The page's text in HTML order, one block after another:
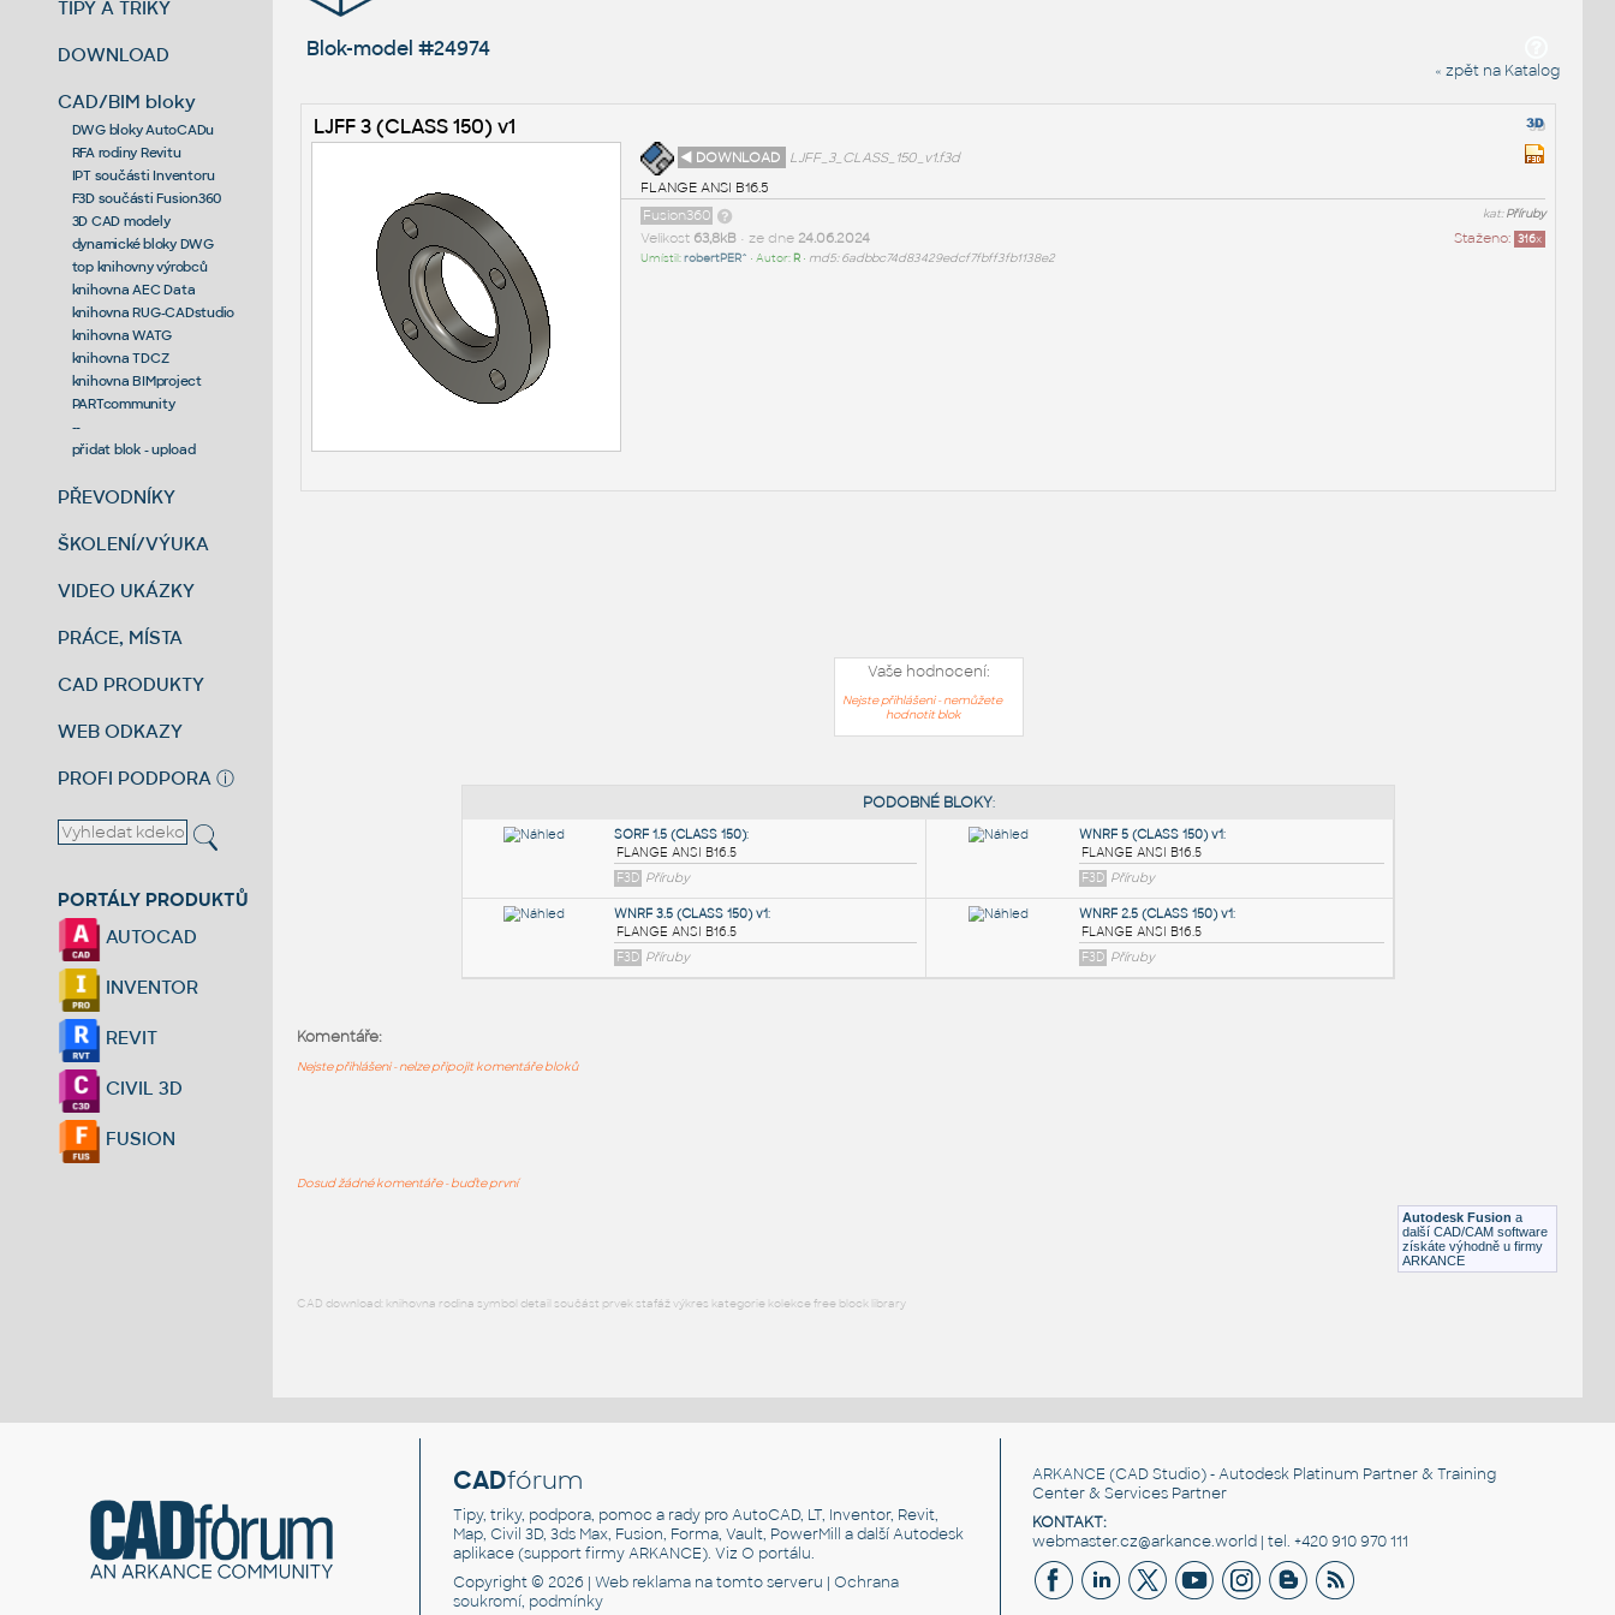
TIPY A TRIKY
DOWNLOAD
CAD/BIM bloky
DWG bloky AutoCADu
RFA rodiny Revitu
IPT součásti Inventoru
F3D součásti Fusion360
3D CAD modely
dynamické bloky DWG
top knihovny výrobců
knihovna AEC Data
knihovna RUG-CADstudio
knihovna WATG
knihovna TDCZ
knihovna BIMproject
PARTcommunity
--
přidat blok - upload
PŘEVODNÍKY
ŠKOLENÍ/VÝUKA
VIDEO UKÁZKY
PRÁCE, MÍSTA
CAD PRODUKTY
WEB ODKAZY
PROFI PODPORA ⓘ
PORTÁLY PRODUKTŮ
AUTOCAD
INVENTOR
REVIT
CIVIL 3D
FUSION
Blok-model #24974
« zpět na Katalog
LJFF 3 (CLASS 150) v1
◄ DOWNLOAD
LJFF_3_CLASS_150_v1.f3d
FLANGE ANSI B16.5
kat:Příruby
Fusion360
Staženo: 316x
Velikost 63,8kB• ze dne 24.06.2024
Umístil:robertPER^ • Autor: R• md5: 6adbbc74d83429edcf7fbff3fb1138e2
Vaše hodnocení:
Nejste přihlášeni - nemůžete
hodnotit blok
Autodesk Fusion a
další CAD/CAM software
získáte výhodně u firmy
ARKANCE
Komentáře:
Nejste přihlášeni - nelze připojit komentáře bloků
Dosud žádné komentáře - buďte první
CAD download: knihovna rodina symbol detail součást prvek stafáž výkres kategorie kolekce free block library
CADfórum
Tipy, triky, podpora, pomoc a rady pro AutoCAD, LT, Inventor, Revit,
Map, Civil 3D, 3ds Max, Fusion, Forma, Vault, PowerMill a další Autodesk
aplikace (support firmy ARKANCE). VizO portálu.
Copyright © 2026 |Web reklama na tomto serveru |Ochrana
soukromí, podmínky
ARKANCE (CAD Studio) - Autodesk Platinum Partner & Training
Center & Services Partner
KONTAKT:
webmaster.cz@arkance.world | tel. +420 910 970 111